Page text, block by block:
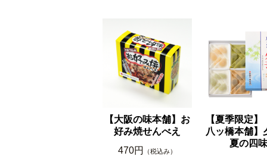
【大阪の味本舗】お
好み焼せんべえ
470円
（税込み）
【夏季限定】
八ッ橋本舗
夏の四味